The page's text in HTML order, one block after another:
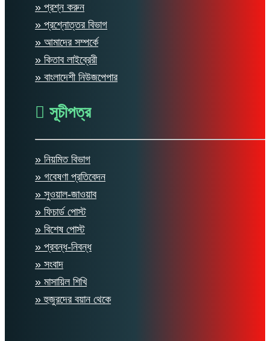
» প্রশ্ন করুন
» প্রশ্নোত্তর বিভাগ
» আমাদের সম্পর্কে
» কিতাব লাইব্রেরী
» বাংলাদেশী নিউজপেপার
সূচীপত্র
» নিয়মিত বিভাগ
» গবেষণা প্রতিবেদন
» সুওয়াল-জাওয়াব
» ফিচার্ড পোস্ট
» বিশেষ পোস্ট
» প্রবন্ধ-নিবন্ধ
» সংবাদ
» মাসায়িল শিখি
» হুজুরদের বয়ান থেকে